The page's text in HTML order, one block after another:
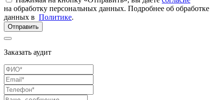
на обработку персональных данных. Подробнее об обработке
данных в Политике.
Отправить
Заказать аудит